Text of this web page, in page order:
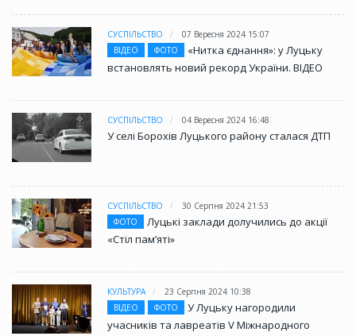
СУСПІЛЬСТВО
07 Вересня 2024 15:07
ВІДЕО
ФОТО
«Нитка єднання»: у Луцьку
встановлять новий рекорд України. ВІДЕО
СУСПІЛЬСТВО 04 Вересня 2024 16:48
У селі Борохів Луцького району сталася ДТП
СУСПІЛЬСТВО
30 Серпня 2024 21:53
ФОТО
Луцькі заклади долучились до акції
«Стіл памʼяті»
КУЛЬТУРА
23 Серпня 2024 10:38
ВІДЕО
ФОТО
У Луцьку нагородили
учасників та лавреатів V Міжнародного